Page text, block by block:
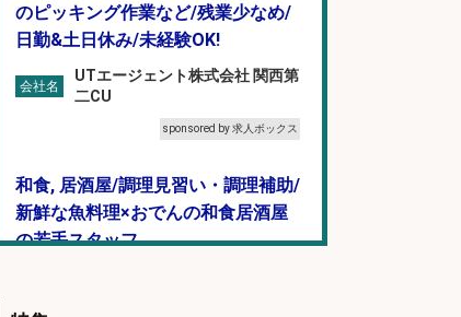
のピッキング作業など/残業少なめ/
日勤&土日休み/未経験OK!
会社名
UTエージェント株式会社 関西第
二CU
sponsored by 求人ボックス
和食, 居酒屋/調理見習い・調理補助/
新鮮な魚料理×おでんの和食居酒屋
の若手スタッフ